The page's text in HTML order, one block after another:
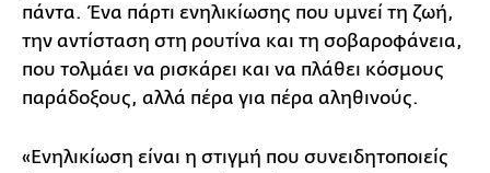
πάντα. Ένα πάρτι ενηλικίωσης που υμνεί τη ζωή,
την αντίσταση στη ρουτίνα και τη σοβαροφάνεια,
που τολμάει να ρισκάρει και να πλάθει κόσμους
παράδοξους, αλλά πέρα για πέρα αληθινούς.
«Ενηλικίωση είναι η στιγμή που συνειδητοποιείς